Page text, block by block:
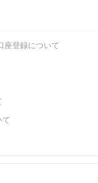
座登録について